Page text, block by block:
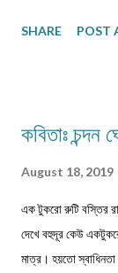
নিজেকে একাত্ম করে
মুক্তি আলোয় আলোয়,
SHARE POST
কবিতাঃ চন্দন
August 18, 2019
এক টুকরো রুটি বস্তির
দেখে বহুদূর কেউ
মাত্র। হয়তো